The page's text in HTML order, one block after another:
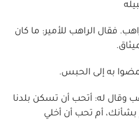
فقال الراهب للأمير: ما كان
به إلى الحبس.
وقال له: أتحب أن تسكن بلدنا
أم تحب أن أخلي